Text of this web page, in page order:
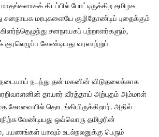
கிடப்பில் போட்டிருக்கிற தமிழக
மரபுகளையே குழிதோண்டிப் புதைக்கும்
சனநாயகப் பற்றாளர்களும்,
வேண்டியது வரலாற்றுப்
நடந்து தன் மகனின் விடுதலைக்காக
தாயார் வீரத்தாய் அற்புதம் அம்மாள்
கோவையில் தொடங்கியிருக்கிறார். அதில்
வேண்டியது ஒவ்வொரு தமிழரின்
பயணங்கள் யாவும் உடல்நலனுக்கு பெரும்